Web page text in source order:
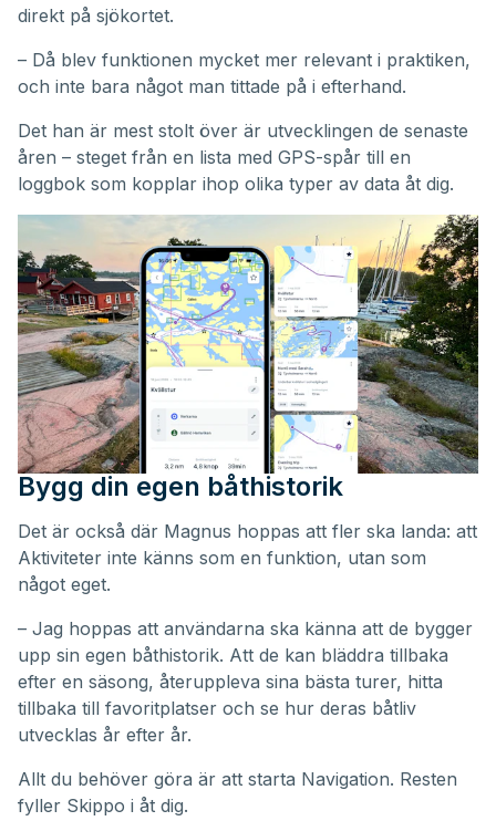
direkt på sjökortet.
– Då blev funktionen mycket mer relevant i praktiken,
och inte bara något man tittade på i efterhand.
Det han är mest stolt över är utvecklingen de senaste
åren – steget från en lista med GPS-spår till en
loggbok som kopplar ihop olika typer av data åt dig.
Bygg din egen båthistorik
Det är också där Magnus hoppas att fler ska landa: att
Aktiviteter inte känns som en funktion, utan som
något eget.
– Jag hoppas att användarna ska känna att de bygger
upp sin egen båthistorik. Att de kan bläddra tillbaka
efter en säsong, återuppleva sina bästa turer, hitta
tillbaka till favoritplatser och se hur deras båtliv
utvecklas år efter år.
Allt du behöver göra är att starta Navigation. Resten
fyller Skippo i åt dig.